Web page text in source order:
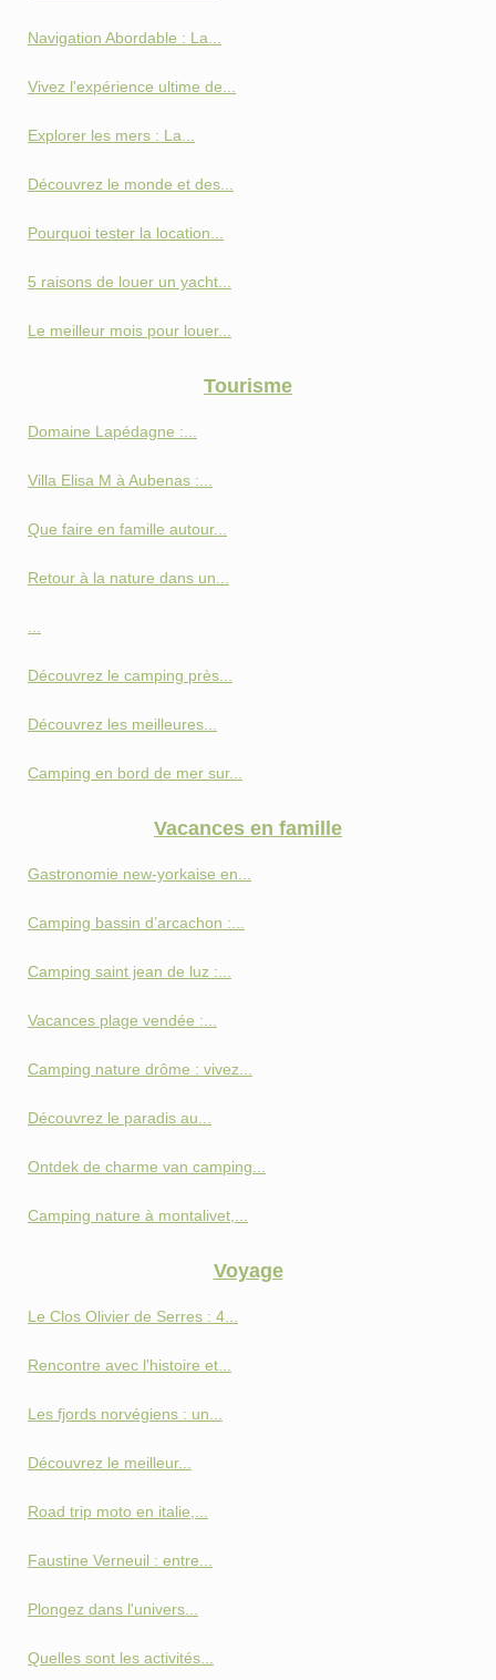
Navigation Abordable : La...
Vivez l'expérience ultime de...
Explorer les mers : La...
Découvrez le monde et des...
Pourquoi tester la location...
5 raisons de louer un yacht...
Le meilleur mois pour louer...
Tourisme
Domaine Lapédagne :...
Villa Elisa M à Aubenas :...
Que faire en famille autour...
Retour à la nature dans un...
...
Découvrez le camping près...
Découvrez les meilleures...
Camping en bord de mer sur...
Vacances en famille
Gastronomie new-yorkaise en...
Camping bassin d’arcachon :...
Camping saint jean de luz :...
Vacances plage vendée :...
Camping nature drôme : vivez...
Découvrez le paradis au...
Ontdek de charme van camping...
Camping nature à montalivet,...
Voyage
Le Clos Olivier de Serres : 4...
Rencontre avec l'histoire et...
Les fjords norvégiens : un...
Découvrez le meilleur...
Road trip moto en italie,...
Faustine Verneuil : entre...
Plongez dans l'univers...
Quelles sont les activités...